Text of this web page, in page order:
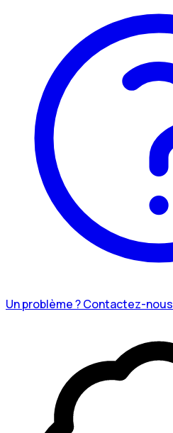
Un problème ? Contactez-nous